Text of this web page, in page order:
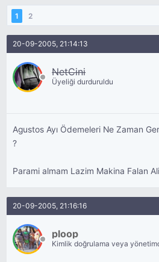
1 2
20-09-2005, 21:14:13
NetCini
Üyeliği durduruldu
Agustos Ayı Ödemeleri Ne Zaman
?
Parami almam Lazim Makina Falan
20-09-2005, 21:16:16
ploop
Kimlik doğrulama veya